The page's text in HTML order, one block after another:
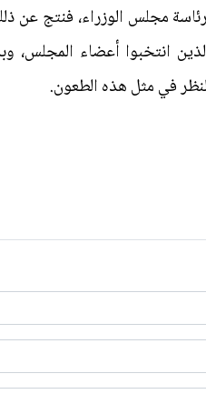
مجلس الوزراء، فنتج عن
الذين انتخبوا أعضاء
في مثل هذه الطعون.